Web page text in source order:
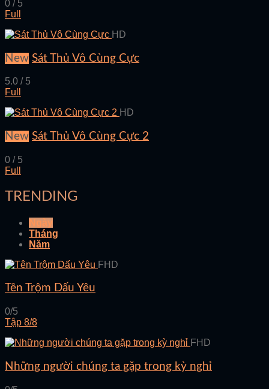
0 / 5
Full
HD
New Sát Thủ Vô Cùng Cực
5.0 / 5
Full
HD
New Sát Thủ Vô Cùng Cực 2
0 / 5
Full
TRENDING
Ngày
Tháng
Năm
FHD
Tên Trộm Dấu Yêu
0/5
Tập 8/8
FHD
Những người chúng ta gặp trong kỳ nghỉ